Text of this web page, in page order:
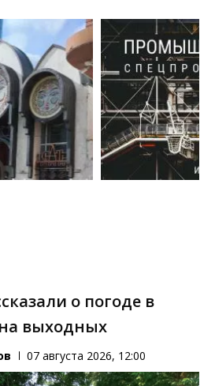
о погоде в
выходных
07 августа 2026, 12:00